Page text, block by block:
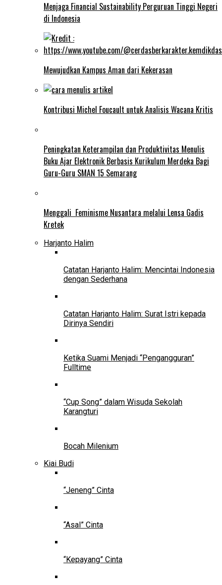
Menjaga Financial Sustainability Perguruan Tinggi Negeri
di Indonesia
Mewujudkan Kampus Aman dari Kekerasan
Kontribusi Michel Foucault untuk Analisis Wacana Kritis
Peningkatan Keterampilan dan Produktivitas Menulis
Buku Ajar Elektronik Berbasis Kurikulum Merdeka Bagi
Guru-Guru SMAN 15 Semarang
Menggali Feminisme Nusantara melalui Lensa Gadis
Kretek
Harjanto Halim
Catatan Harjanto Halim: Mencintai Indonesia
dengan Sederhana
Catatan Harjanto Halim: Surat Istri kepada
Dirinya Sendiri
Ketika Suami Menjadi “Pengangguran”
Fulltime
“Cup Song” dalam Wisuda Sekolah
Karangturi
Bocah Milenium
Kiai Budi
“Jeneng” Cinta
“Asal” Cinta
“Kepayang” Cinta